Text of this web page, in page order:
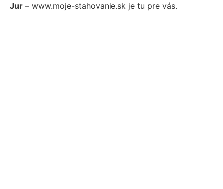
Jur – www.moje-stahovanie.sk je tu pre vás.